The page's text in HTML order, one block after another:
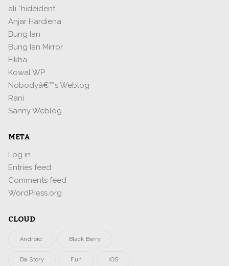
ali “hideident”
Anjar Hardiena
Bung Ian
Bung Ian Mirror
Fikha
Kowal WP
Nobodyâ€™s Weblog
Rani
Sanny Weblog
META
Log in
Entries feed
Comments feed
WordPress.org
CLOUD
Android Black Berry
Da Story Fun IOS